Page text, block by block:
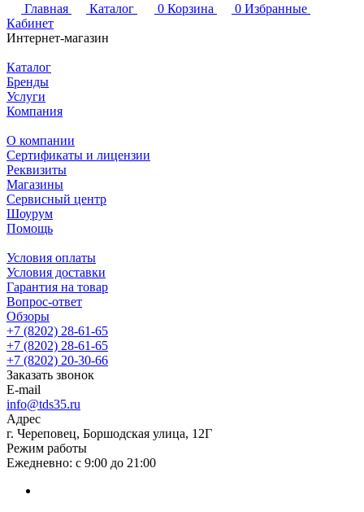
Главная
Каталог 0 Корзина 0 Избранные
Кабинет
Интернет-магазин
Каталог
Бренды
Услуги
Компания
О компании
Сертификаты и лицензии
Реквизиты
Магазины
Сервисный центр
Шоурум
Помощь
Условия оплаты
Условия доставки
Гарантия на товар
Вопрос-ответ
Обзоры
+7 (8202) 28‑61-65
+7 (8202) 28‑61-65
+7 (8202) 20‑30-66
Заказать звонок
E-mail
info@tds35.ru
Адрес
г. Череповец, Боршодская улица, 12Г
Режим работы
Ежедневно: с 9:00 до 21:00